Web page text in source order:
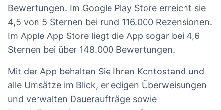
Bewertungen. Im Google Play Store erreicht sie
4,5 von 5 Sternen bei rund 116.000 Rezensionen.
Im Apple App Store liegt die App sogar bei 4,6
Sternen bei über 148.000 Bewertungen.
Mit der App behalten Sie Ihren Kontostand und
alle Umsätze im Blick, erledigen Überweisungen
und verwalten Daueraufträge sowie